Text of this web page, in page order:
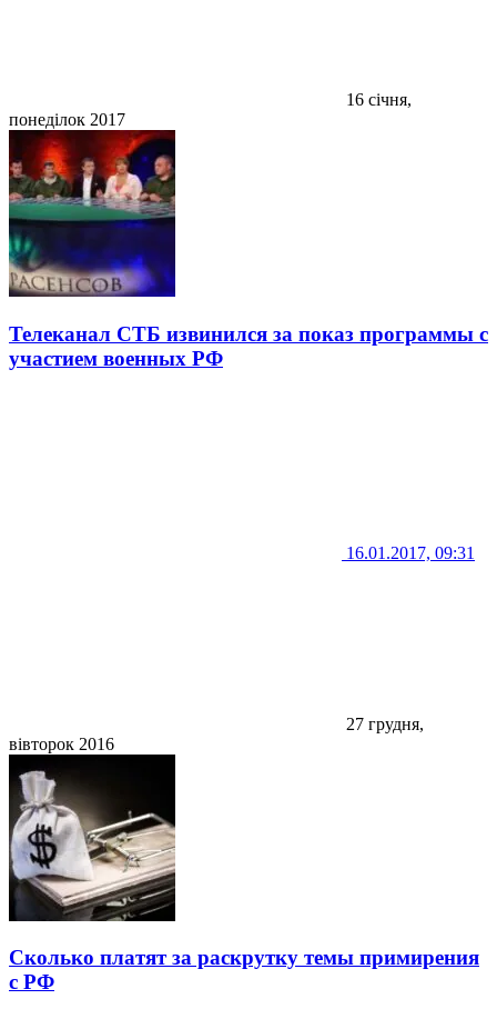
16 січня,
понеділок 2017
Телеканал СТБ извинился за показ программы с
участием военных РФ
16.01.2017, 09:31
27 грудня,
вівторок 2016
Сколько платят за раскрутку темы примирения
с РФ